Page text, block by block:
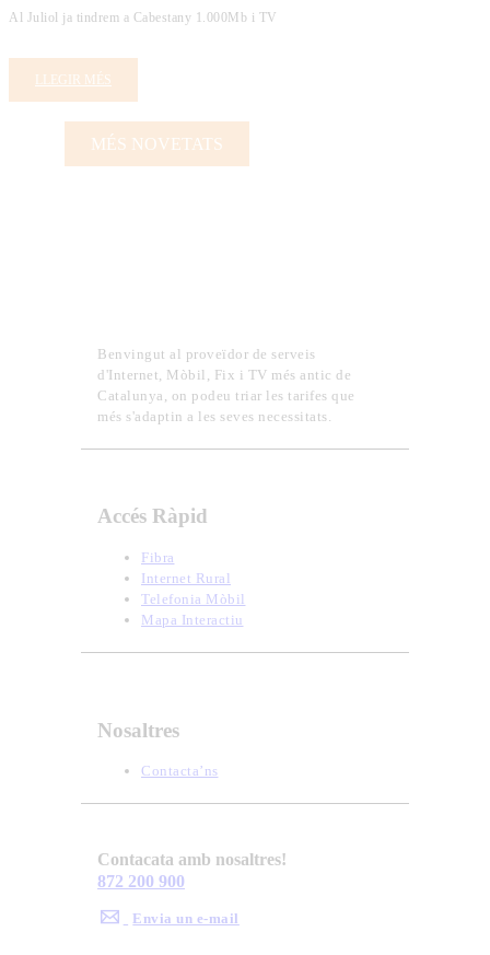
Al Juliol ja tindrem a Cabestany 1.000Mb i TV
LLEGIR MÉS
MÉS NOVETATS
Benvingut al proveïdor de serveis
d'Internet, Mòbil, Fix i TV més antic de
Catalunya, on podeu triar les tarifes que
més s'adaptin a les seves necessitats.
Accés Ràpid
Fibra
Internet Rural
Telefonia Mòbil
Mapa Interactiu
Nosaltres
Contacta’ns
Contacata amb nosaltres!
872 200 900
Envia un e-mail